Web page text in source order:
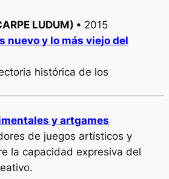
LUDUM) • 2015
nuevo y lo más viejo del
histórica de los
y artgames
de juegos artísticos y
la capacidad expresiva del